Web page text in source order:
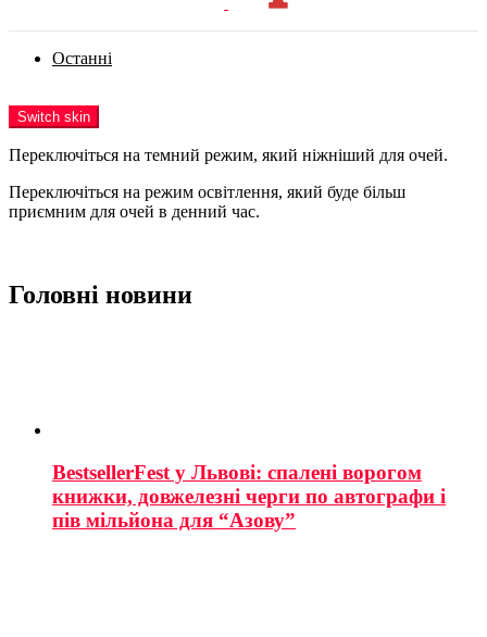
Останні
Switch skin
Переключіться на темний режим, який ніжніший для очей.
Переключіться на режим освітлення, який буде більш
приємним для очей в денний час.
Головні новини
BestsellerFest у Львові: спалені ворогом
книжки, довжелезні черги по автографи і
пів мільйона для “Азову”